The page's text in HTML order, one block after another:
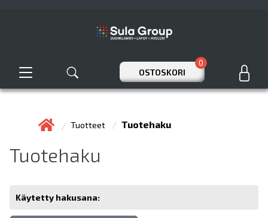
OSTOSKORI
0
Tuotteet Tuotehaku
Tuotehaku
Käytetty hakusana: